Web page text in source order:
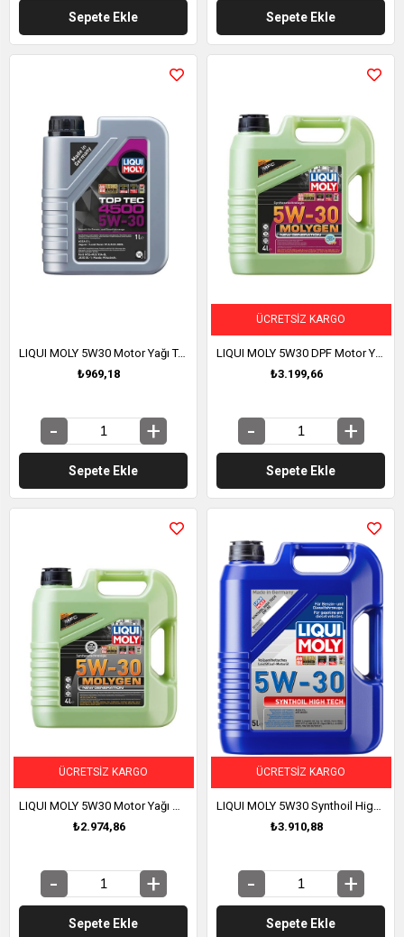
Sepete Ekle Sepete Ekle
LIQUI MOLY 5W30 Motor Yağı Tam Sentetik TOP TEC 4500 1 Litre (2317)
₺969,18
Sepete Ekle
₺3.199,66
Sepete Ekle
ÜCRETSIZ KARGO
LIQUI MOLY 5W30 Motor Yağı Molygen New Generation 4 Litre (9089)
₺2.974,86
Sepete Ekle
ÜCRETSIZ KARGO
LIQUI MOLY 5W30 Synthoil High Tech Tam Sentetik Motor Yağı 5 Litre (20959)
₺3.910,88
Sepete Ekle
ÜCRETSIZ KARGO